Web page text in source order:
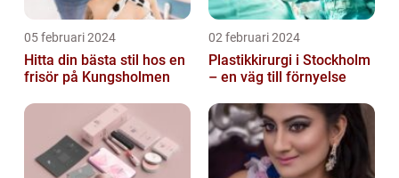
05 februari 2024
Hitta din bästa stil hos en
frisör på Kungsholmen
02 februari 2024
Plastikkirurgi i Stockholm
– en väg till förnyelse